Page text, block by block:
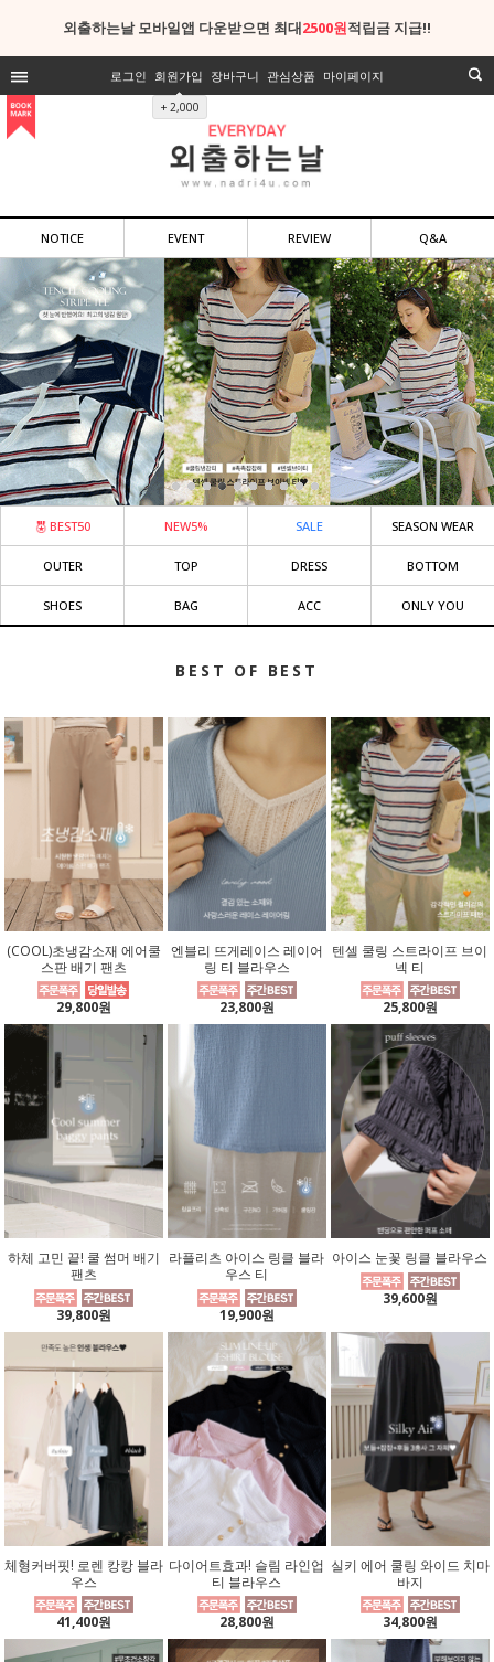
외출하는날 모바일앱 다운받으면 최대2500원적립금 지급!!
로그인 회원가입
+ 2,000
장바구니 관심상품 마이페이지
NOTICE EVENT REVIEW Q&A
BEST50 NEW5% SALE SEASON WEAR
OUTER TOP DRESS BOTTOM
SHOES BAG ACC ONLY YOU
BEST OF BEST
(COOL)초냉감소재 에어쿨
스판 배기 팬츠
29,800원
엔블리 뜨게레이스 레이어
링 티 블라우스
23,800원
텐셀 쿨링 스트라이프 브이
넥 티
25,800원
하체 고민 끝! 쿨 썸머 배기
팬츠
39,800원
라플리츠 아이스 링클 블라
우스 티
19,900원
아이스 눈꽃 링클 블라우스
39,600원
체형커버핏! 로렌 캉캉 블라
우스
41,400원
다이어트효과! 슬림 라인업
티 블라우스
28,800원
실키 에어 쿨링 와이드 치마
바지
34,800원